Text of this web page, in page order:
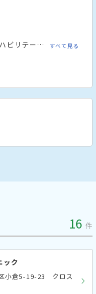
リテーション科 すべて見る
16 件
ック
小倉5-19-23 クロス